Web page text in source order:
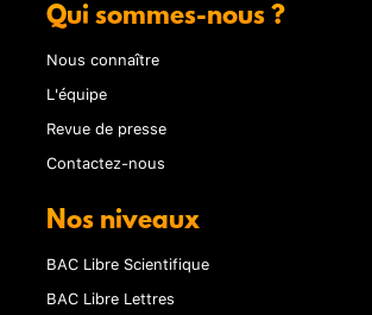
Qui sommes-nous ?
Nous connaître
L'équipe
Revue de presse
Contactez-nous
Nos niveaux
BAC Libre Scientifique
BAC Libre Lettres